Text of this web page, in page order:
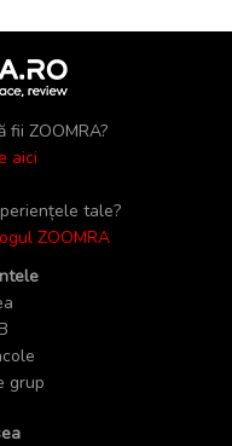
fii ZOOMRA?
aici
tale?
ZOOMRA
grup